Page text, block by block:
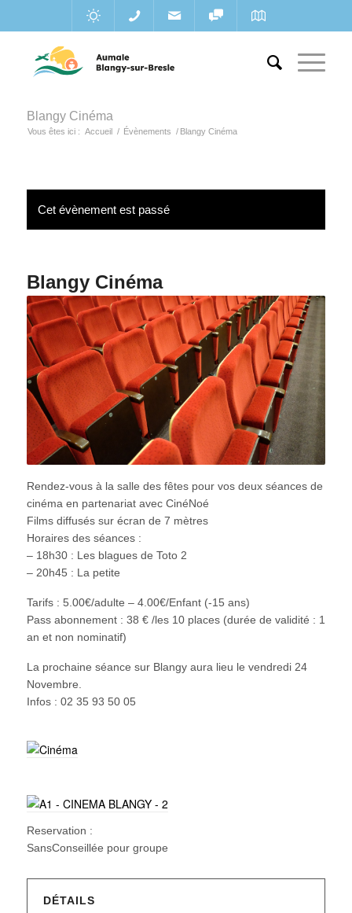
Blangy Cinéma
Vous êtes ici : Accueil / Évènements / Blangy Cinéma
Cet évènement est passé
Blangy Cinéma
Rendez-vous à la salle des fêtes pour vos deux séances de
cinéma en partenariat avec CinéNoé
Films diffusés sur écran de 7 mètres
Horaires des séances :
– 18h30 : Les blagues de Toto 2
– 20h45 : La petite
Tarifs : 5.00€/adulte – 4.00€/Enfant (-15 ans)
Pass abonnement : 38 € /les 10 places (durée de validité : 1
an et non nominatif)
La prochaine séance sur Blangy aura lieu le vendredi 24
Novembre.
Infos : 02 35 93 50 05
Reservation :
SansConseillée pour groupe
DÉTAILS